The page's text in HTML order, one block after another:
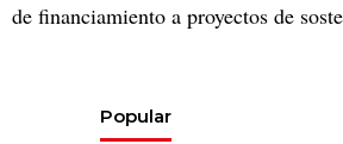
de financiamiento a proyectos de
Popular